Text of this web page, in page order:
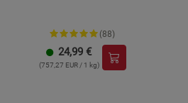
(88)
24,99 €
(757,27 EUR / 1 kg)